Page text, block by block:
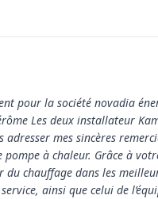
pour la société novadia
Les deux installateur
adresser mes sincères
pompe à chaleur. Grâce à
du chauffage dans les
ainsi que celui de